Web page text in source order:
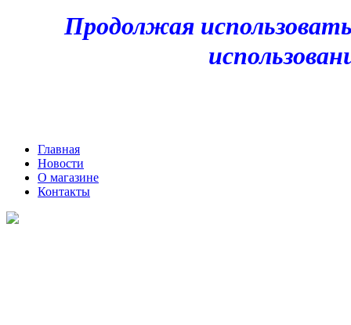
Продолжая
Главная
Новости
О магазине
Контакты